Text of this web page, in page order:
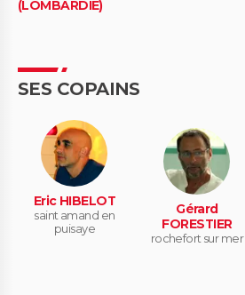
(LOMBARDIE)
SES COPAINS
Eric HIBELOT
saint amand en
puisaye
Gérard
FORESTIER
rochefort sur mer